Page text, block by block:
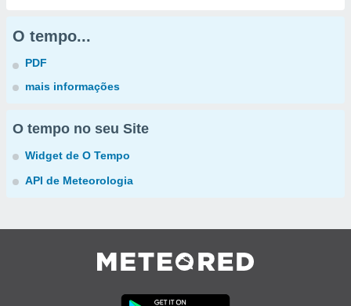
O tempo...
PDF
mais informações
O tempo no seu Site
Widget de O Tempo
API de Meteorologia